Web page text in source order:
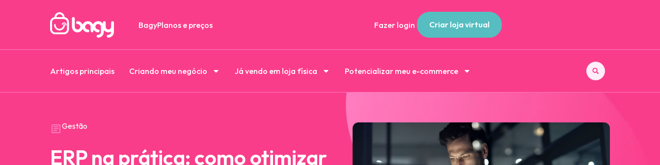
BagyPlanos e preços Fazer login Criar loja virtual
Artigos principais Criando meu negócio Já vendo em loja física Potencializar meu e-commerce
Gestão
ERP na prática: como otimizar